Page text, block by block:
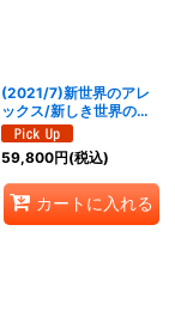
(2021/7)新世界のアレ
ックス/新しき世界の創
界神アレックス
(CONGRATULATION)
【CP】{BS55-
TCP10a/BS55-
TCP10b}《多》
59,800円(税込)
カートに入れる